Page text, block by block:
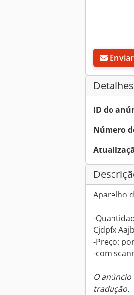
ID do
Número
Aparelho
-
Cjdpfx
-Preço:
-com
O
tradução.